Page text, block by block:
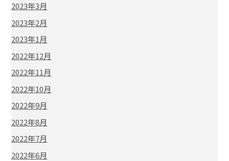
2023年3月
2023年2月
2023年1月
2022年12月
2022年11月
2022年10月
2022年9月
2022年8月
2022年7月
2022年6月